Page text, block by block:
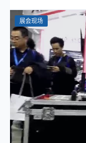
展会现场